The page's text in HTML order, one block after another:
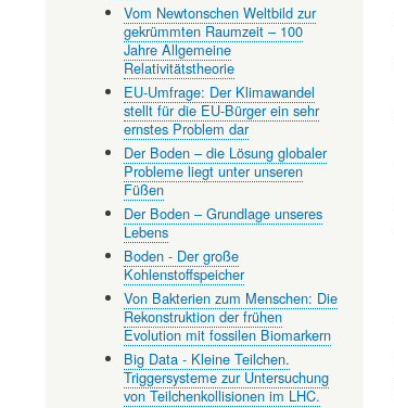
Vom Newtonschen Weltbild zur
gekrümmten Raumzeit – 100
Jahre Allgemeine
Relativitätstheorie
EU-Umfrage: Der Klimawandel
stellt für die EU-Bürger ein sehr
ernstes Problem dar
Der Boden – die Lösung globaler
Probleme liegt unter unseren
Füßen
Der Boden – Grundlage unseres
Lebens
Boden - Der große
Kohlenstoffspeicher
Von Bakterien zum Menschen: Die
Rekonstruktion der frühen
Evolution mit fossilen Biomarkern
Big Data - Kleine Teilchen.
Triggersysteme zur Untersuchung
von Teilchenkollisionen im LHC.